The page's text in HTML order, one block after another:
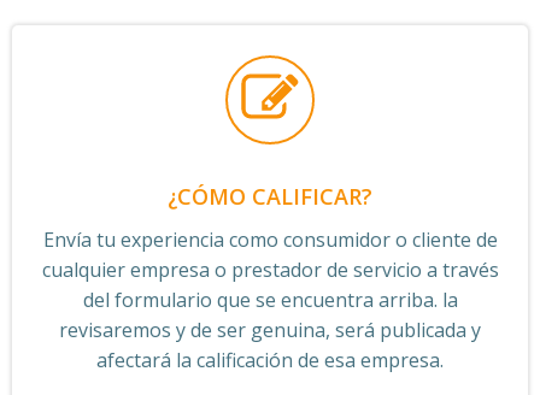
¿CÓMO CALIFICAR?
Envía tu experiencia como consumidor o cliente de
cualquier empresa o prestador de servicio a través
del formulario que se encuentra arriba. la
revisaremos y de ser genuina, será publicada y
afectará la calificación de esa empresa.